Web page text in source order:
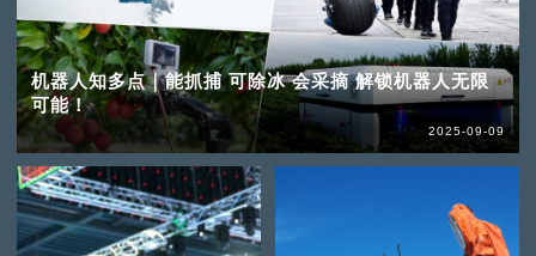
机器人知多点｜能抓捕 可除冰 会采摘 解锁机器人无限
可能！
2025-09-09